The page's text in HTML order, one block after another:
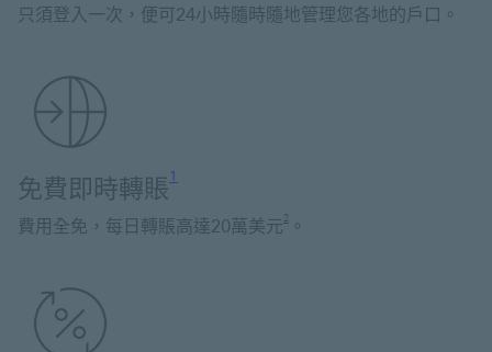
只須登入一次，便可24小時隨時隨地管理您各地的戶口。
免費即時轉賬 1
費用全免，每日轉賬高達20萬美元2 。